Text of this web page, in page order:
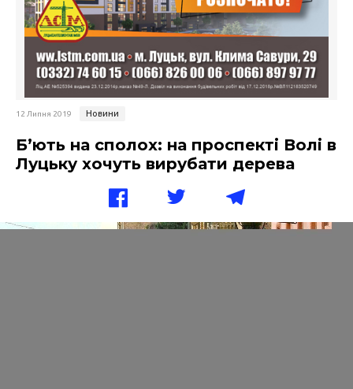
12 Липня 2019 Новини
Б’ють на сполох: на проспекті Волі в
Луцьку хочуть вирубати дерева